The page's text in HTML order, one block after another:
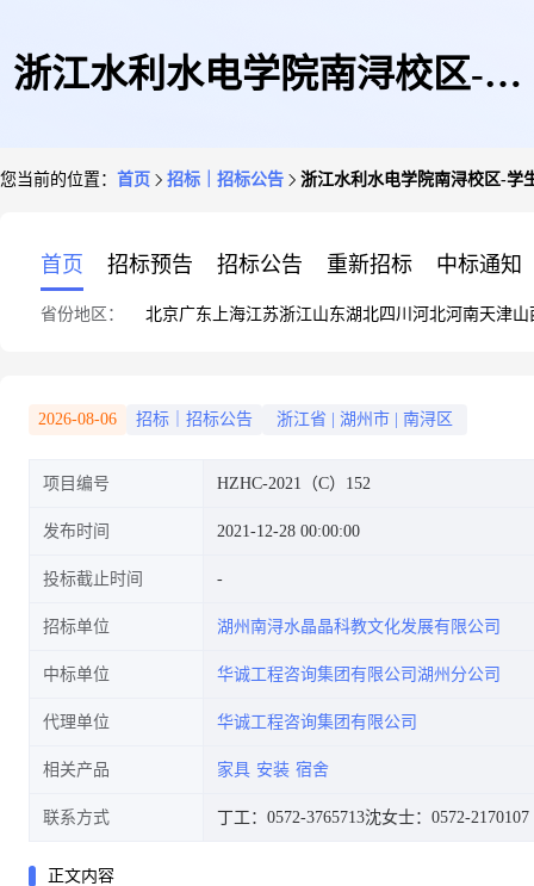
浙江水利水电学院南浔校区-学
您当前的位置： 首页 招标｜招标公告 浙江水利水电学院南浔校区-学
首页 招标预告 招标公告 重新招标 中标通知
省份地区： 北京广东 上海江苏浙江山东湖北四川 河北河南天津山
2026-08-06 招标｜招标公告 浙江省 湖州市 南浔区
项目编号 HZHC-2021（C）152
发布时间 2021-12-28 00:00:00
投标截止时间
招标单位 湖州南浔水晶晶科教文化发展有限公司
中标单位 华诚工程咨询集团有限公司湖州分公司
代理单位 华诚工程咨询集团有限公司
相关产品 家具 安装 宿舍
联系方式 丁工：0572-3765713沈女士：0572-2170107
正文内容